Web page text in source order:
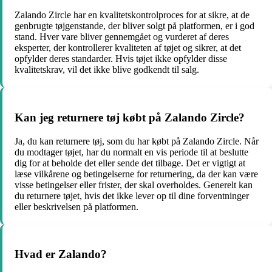
Zalando Zircle har en kvalitetskontrolproces for at sikre, at de
genbrugte tøjgenstande, der bliver solgt på platformen, er i god
stand. Hver vare bliver gennemgået og vurderet af deres
eksperter, der kontrollerer kvaliteten af tøjet og sikrer, at det
opfylder deres standarder. Hvis tøjet ikke opfylder disse
kvalitetskrav, vil det ikke blive godkendt til salg.
Kan jeg returnere tøj købt på Zalando Zircle?
Ja, du kan returnere tøj, som du har købt på Zalando Zircle. Når
du modtager tøjet, har du normalt en vis periode til at beslutte
dig for at beholde det eller sende det tilbage. Det er vigtigt at
læse vilkårene og betingelserne for returnering, da der kan være
visse betingelser eller frister, der skal overholdes. Generelt kan
du returnere tøjet, hvis det ikke lever op til dine forventninger
eller beskrivelsen på platformen.
Hvad er Zalando?